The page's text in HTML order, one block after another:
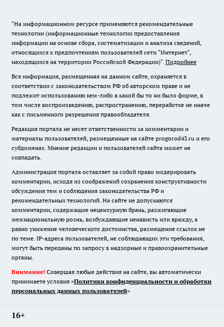
"На информационном ресурсе применяются рекомендательные
технологии (информационные технологии предоставления
информации на основе сбора, систематизации и анализа сведений,
относящихся к предпочтениям пользователей сети "Интернет",
находящихся на территории Российской Федерации)". Подробнее
Вся информация, размещенная на данном сайте, охраняется в
соответствии с законодательством РФ об авторском праве и не
подлежит использованию кем-либо в какой бы то ни было форме, в
том числе воспроизведению, распространению, переработке не иначе
как с письменного разрешения правообладателя.
Редакция портала не несет ответственности за комментарии и
материалы пользователей, размещенные на сайте progorod43.ru и его
субдоменах. Мнение редакции и пользователей сайта может не
совпадать.
Администрация портала оставляет за собой право модерировать
комментарии, исходя из соображений сохранения конструктивности
обсуждения тем и соблюдения законодательства РФ и
рекомендательных технологий. На сайте не допускаются
комментарии, содержащие нецензурную брань, разжигающие
межнациональную рознь, возбуждающие ненависть или вражду, а
равно унижение человеческого достоинства, размещение ссылок не
по теме. IP-адреса пользователей, не соблюдающих эти требования,
могут быть переданы по запросу в надзорные и правоохранительные
органы.
Внимание! Совершая любые действия на сайте, вы автоматически
принимаете условия «Политики конфиденциальности и обработки
персональных данных пользователей»
16+